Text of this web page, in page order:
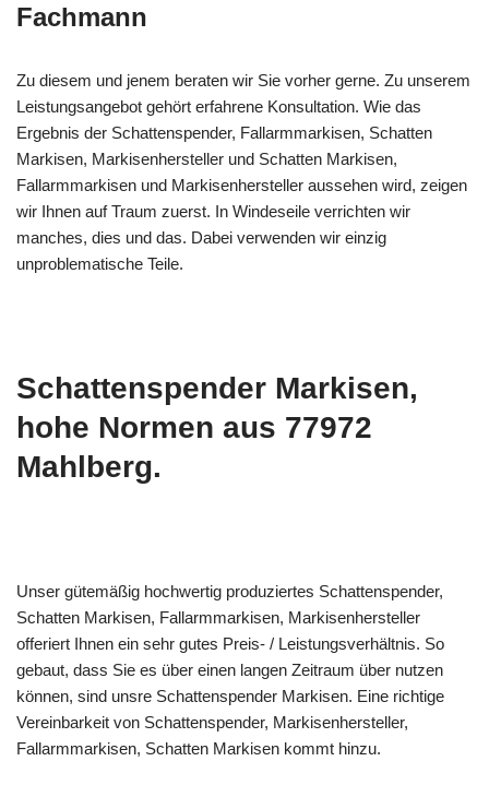
Fachmann
Zu diesem und jenem beraten wir Sie vorher gerne. Zu unserem
Leistungsangebot gehört erfahrene Konsultation. Wie das
Ergebnis der Schattenspender, Fallarmmarkisen, Schatten
Markisen, Markisenhersteller und Schatten Markisen,
Fallarmmarkisen und Markisenhersteller aussehen wird, zeigen
wir Ihnen auf Traum zuerst. In Windeseile verrichten wir
manches, dies und das. Dabei verwenden wir einzig
unproblematische Teile.
Schattenspender Markisen,
hohe Normen aus 77972
Mahlberg.
Unser gütemäßig hochwertig produziertes Schattenspender,
Schatten Markisen, Fallarmmarkisen, Markisenhersteller
offeriert Ihnen ein sehr gutes Preis- / Leistungsverhältnis. So
gebaut, dass Sie es über einen langen Zeitraum über nutzen
können, sind unsre Schattenspender Markisen. Eine richtige
Vereinbarkeit von Schattenspender, Markisenhersteller,
Fallarmmarkisen, Schatten Markisen kommt hinzu.